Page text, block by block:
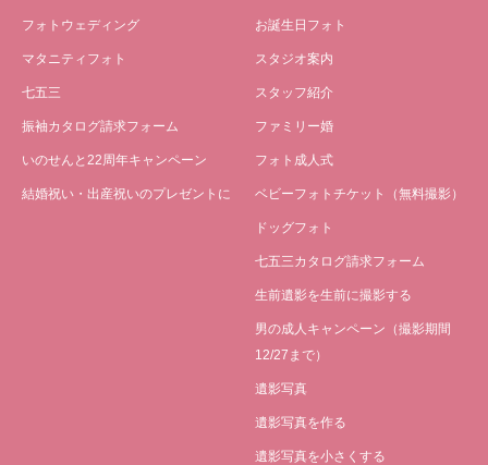
フォトウェディング
マタニティフォト
七五三
振袖カタログ請求フォーム
いのせんと22周年キャンペーン
結婚祝い・出産祝いのプレゼントに
お誕生日フォト
スタジオ案内
スタッフ紹介
ファミリー婚
フォト成人式
ベビーフォトチケット（無料撮影）
ドッグフォト
七五三カタログ請求フォーム
生前遺影を生前に撮影する
男の成人キャンペーン（撮影期間
12/27まで）
遺影写真
遺影写真を作る
遺影写真を小さくする